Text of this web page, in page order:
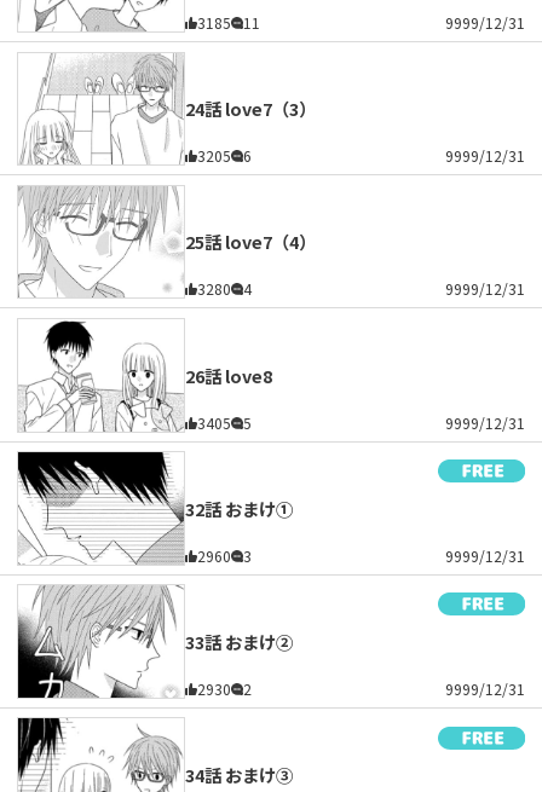
3185 11 9999/12/31
24話 love7（3）
3205 6 9999/12/31
25話 love7（4）
3280 4 9999/12/31
26話 love8
3405 5 9999/12/31
32話 おまけ①
2960 3 9999/12/31
33話 おまけ②
2930 2 9999/12/31
34話 おまけ③